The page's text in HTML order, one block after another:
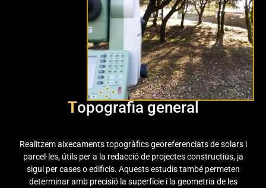
Topografia general
Realitzem aixecaments topogràfics georeferenciats de solars i
parcel·les, útils per a la redacció de projectes constructius, ja
sigui per cases o edificis. Aquests estudis també permeten
determinar amb precisió la superfície i la geometria de les